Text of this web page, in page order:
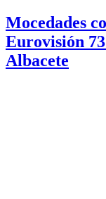
Mocedades
Eurovisión
Albacete